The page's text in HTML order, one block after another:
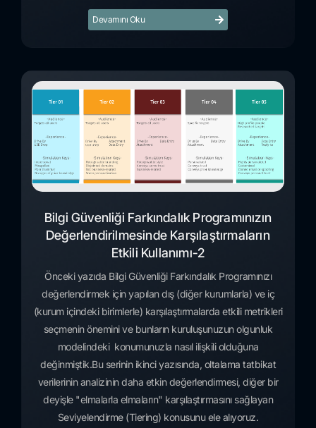
Devamını Oku
Bilgi Güvenliği Farkındalık Programınızın
Değerlendirilmesinde Karşılaştırmaların
Etkili Kullanımı-2
Önceki yazıda Bilgi Güvenliği Farkındalık Programınızı
değerlendirmek için yapılan dış (diğer kurumlarla) ve iç
(kurum içindeki birimlerle) karşılaştırmalarda etkili metrikleri
seçmenin önemini ve bunların kuruluşunuzun olgunluk
modelindeki konumunuzla nasıl ilişkili olduğuna
değinmiştik.Bu serinin ikinci yazısında, oltalama tatbikat
verilerinin analizinin daha etkin değerlendirmesi, diğer bir
deyişle "elmalarla elmaların" karşılaştırmasını sağlayan
Seviyelendirme (Tiering) konusunu ele alıyoruz.